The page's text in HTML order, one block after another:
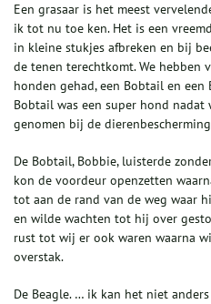
Een grasaar is het meest
ik tot nu toe ken. Het is een
in kleine stukjes afbreken en bij
de tenen terechtkomt. We hebben
honden gehad, een Bobtail en een
Bobtail was een super hond
genomen bij de
De Bobtail, Bobbie, luisterde
kon de voordeur openzetten
tot aan de rand van de weg waar
en wilde wachten tot hij over
rust tot wij er ook waren waarna
overstak.
De Beagle. … ik kan het niet